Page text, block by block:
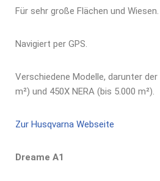
Für sehr große Flächen und Wiesen.
Navigiert per GPS.
Verschiedene Modelle, darunter der
m²) und 450X NERA (bis 5.000 m²).
Zur Husqvarna Webseite
Dreame A1